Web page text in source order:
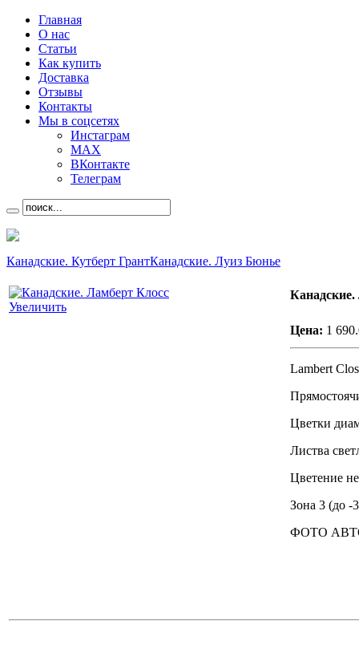
Главная
О нас
Статьи
Как купить
Доставка
Отзывы
Контакты
Мы в соцсетях
Инстаграм
MAX
ВКонтакте
Телеграм
Канадские. Кутберт ГрантКанадские. Луиз Бюнье
Увеличить
Цена: 1
Lambert
Цветки
Листва
Цветение
Зона 3 (до -
ФОТО